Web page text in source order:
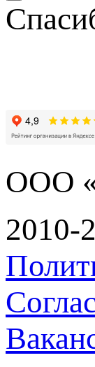
ООО
2010-